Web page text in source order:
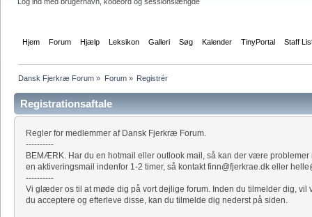
Hjem Forum Hjælp Leksikon Galleri Søg Kalender TinyPortal Staff
Dansk Fjerkræ Forum » Forum» Registrér
Registrationsaftale
Regler for medlemmer af Dansk Fjerkræ Forum.
----------
BEMÆRK. Har du en hotmail eller outlook mail, så kan der være
en aktiveringsmail indenfor 1-2 timer, så kontakt finn@fjerkrae.dk eller
----------
Vi glæder os til at møde dig på vort dejlige forum. Inden du tilmelder dig,
du acceptere og efterleve disse, kan du tilmelde dig nederst på siden.